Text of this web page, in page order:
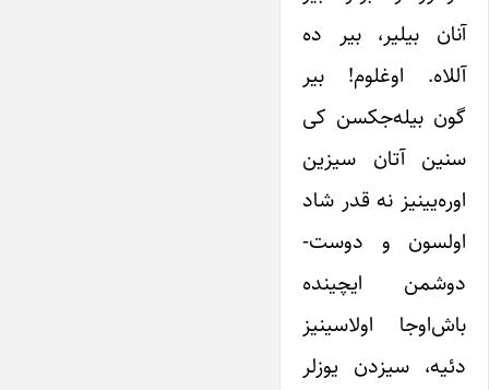
آنان بیلیر، بیر ده
آللاه. اوغلوم! بیر
گون بیله‌جکسن کی
سنین آتان سیزین
اوره‌یینیز نه قدر شاد
اولسون و دوست-
دوشمن ایچینده
باش‌اوجا اولاسینیز
دئیه، سیزدن یوزلر